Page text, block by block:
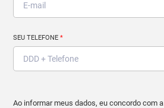
SEU TELEFONE*
Ao informar meus dados, eu concordo com a